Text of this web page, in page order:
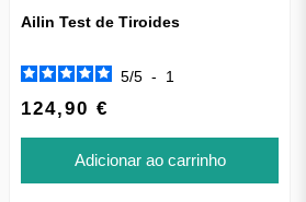
Ailin Test de Tiroides
5/5 - 1
124,90 €
Adicionar ao carrinho